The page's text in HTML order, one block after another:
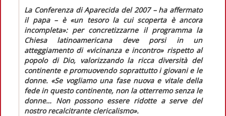
La Conferenza di Aparecida del 2007 – ha affermato
il papa – è «un tesoro la cui scoperta è ancora
incompleta»: per concretizzarne il programma la
Chiesa latinoamericana deve porsi in un
atteggiamento di «vicinanza e incontro»rispetto al
popolo di Dio, valorizzando la ricca diversità del
continente e promuovendo soprattutto i giovani e le
donne. «Se vogliamo una fase nuova e vitale della
fede in questo continente, non la otterremo senza le
donne… Non possono essere ridotte a serve del
nostro recalcitrante clericalismo».